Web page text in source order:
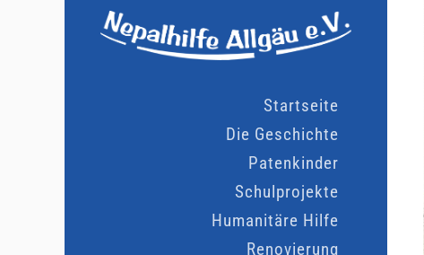
Startseite
Die Geschichte
Patenkinder
Schulprojekte
Humanitäre Hilfe
Renovierung